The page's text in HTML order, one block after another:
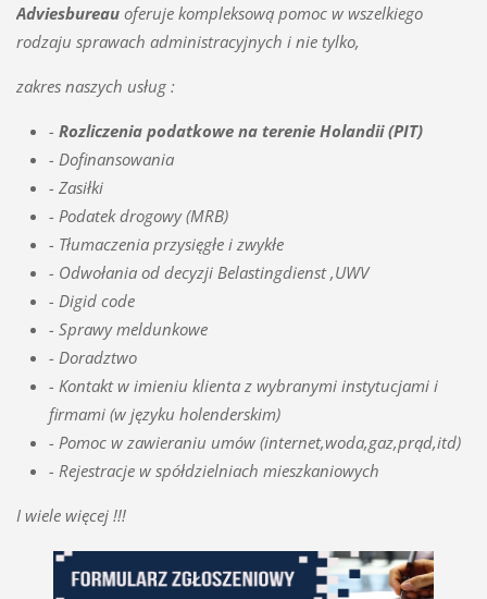
Adviesbureauoferuje kompleksową pomoc w wszelkiego
rodzaju sprawach administracyjnych i nie tylko,
zakres naszych usług :
- Rozliczenia podatkowe na terenie Holandii (PIT)
- Dofinansowania
- Zasiłki
- Podatek drogowy (MRB)
- Tłumaczenia przysięgłe i zwykłe
- Odwołania od decyzji Belastingdienst ,UWV
- Digid code
- Sprawy meldunkowe
- Doradztwo
- Kontakt w imieniu klienta z wybranymi instytucjami i
firmami (w języku holenderskim)
- Pomoc w zawieraniu umów (internet,woda,gaz,prąd,itd)
- Rejestracje w spółdzielniach mieszkaniowych
I wiele więcej !!!